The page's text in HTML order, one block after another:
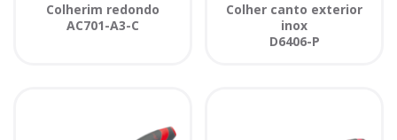
Colherim redondo
AC701-A3-C
Colher canto exterior
inox
D6406-P